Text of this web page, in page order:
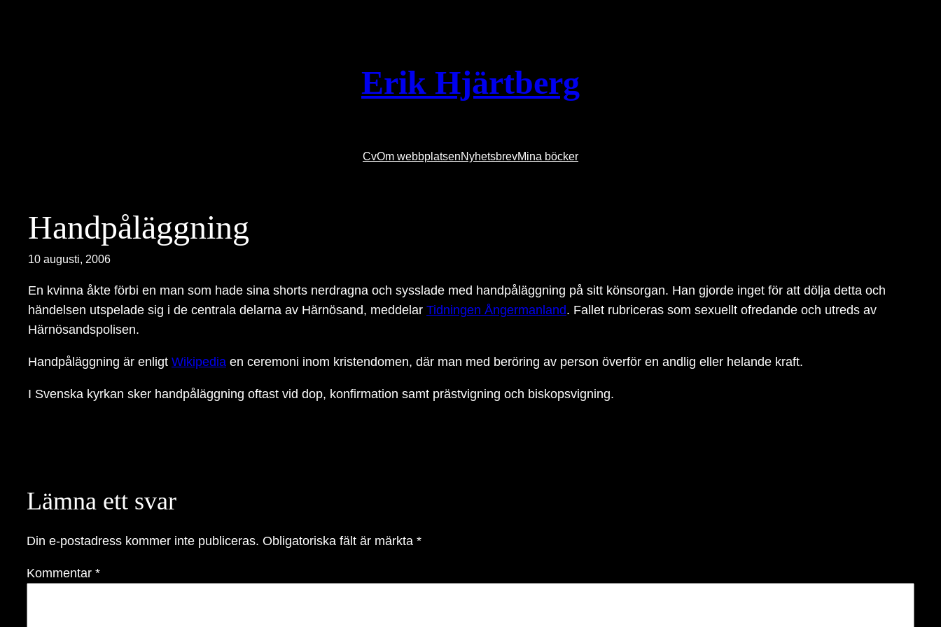
Erik Hjärtberg
CvOm webbplatsenNyhetsbrevMina böcker
Handpåläggning
10 augusti, 2006
En kvinna åkte förbi en man som hade sina shorts nerdragna och sysslade med handpåläggning på sitt könsorgan. Han gjorde inget för att dölja detta och
händelsen utspelade sig i de centrala delarna av Härnösand, meddelar Tidningen Ångermanland. Fallet rubriceras som sexuellt ofredande och utreds av
Härnösandspolisen.
Handpåläggning är enligt Wikipedia en ceremoni inom kristendomen, där man med beröring av person överför en andlig eller helande kraft.
I Svenska kyrkan sker handpåläggning oftast vid dop, konfirmation samt prästvigning och biskopsvigning.
Lämna ett svar
Din e-postadress kommer inte publiceras. Obligatoriska fält är märkta *
Kommentar *